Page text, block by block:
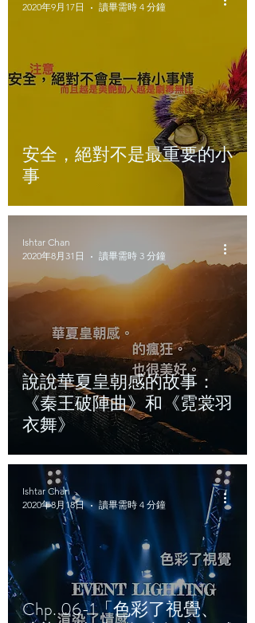
安全，絕對不是最重要的小
事
2020年9月17日
讀畢需時 4 分鐘
說說華夏皇朝感的故事：
《秦王破陣曲》和《霓裳羽
衣舞》
Ishtar Chan
2020年8月31日
讀畢需時 3 分鐘
Chp. 06-1「色彩了視覺、
Ishtar Chan
2020年8月18日
讀畢需時 4 分鐘